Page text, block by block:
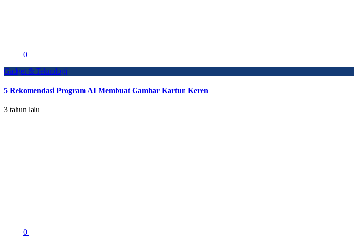
0
Gadget & Teknologi
5 Rekomendasi Program AI Membuat Gambar Kartun Keren
3 tahun lalu
0